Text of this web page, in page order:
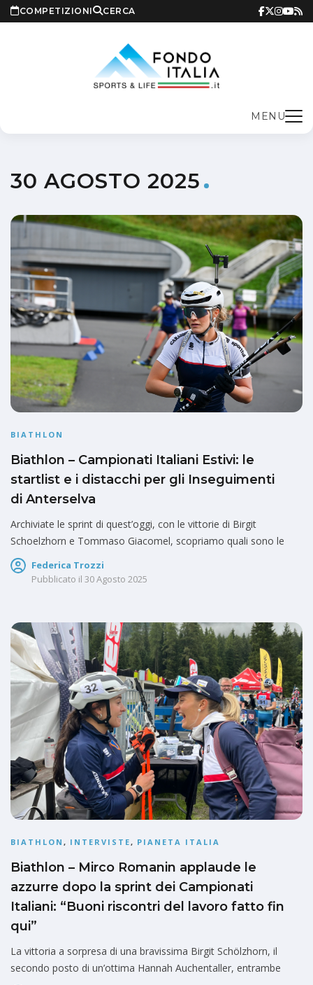
COMPETIZIONI CERCA
MENU
30 AGOSTO 2025
BIATHLON
Biathlon – Campionati Italiani Estivi: le
startlist e i distacchi per gli Inseguimenti
di Anterselva
Archiviate le sprint di quest’oggi, con le vittorie di Birgit
Schoelzhorn e Tommaso Giacomel, scopriamo quali sono le
Federica Trozzi
Pubblicato il 30 Agosto 2025
BIATHLON , INTERVISTE, PIANETA ITALIA
Biathlon – Mirco Romanin applaude le
azzurre dopo la sprint dei Campionati
Italiani: “Buoni riscontri del lavoro fatto fin
qui”
La vittoria a sorpresa di una bravissima Birgit Schölzhorn, il
secondo posto di un’ottima Hannah Auchentaller, entrambe